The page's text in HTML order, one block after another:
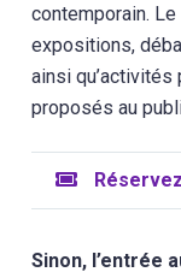
contemporain.
expositions,
ainsi
proposés au
Sinon, l’entrée